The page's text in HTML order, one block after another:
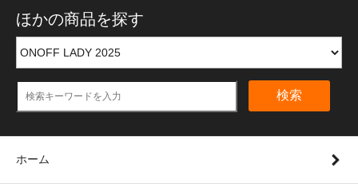
ほかの商品を探す
検索
ホーム